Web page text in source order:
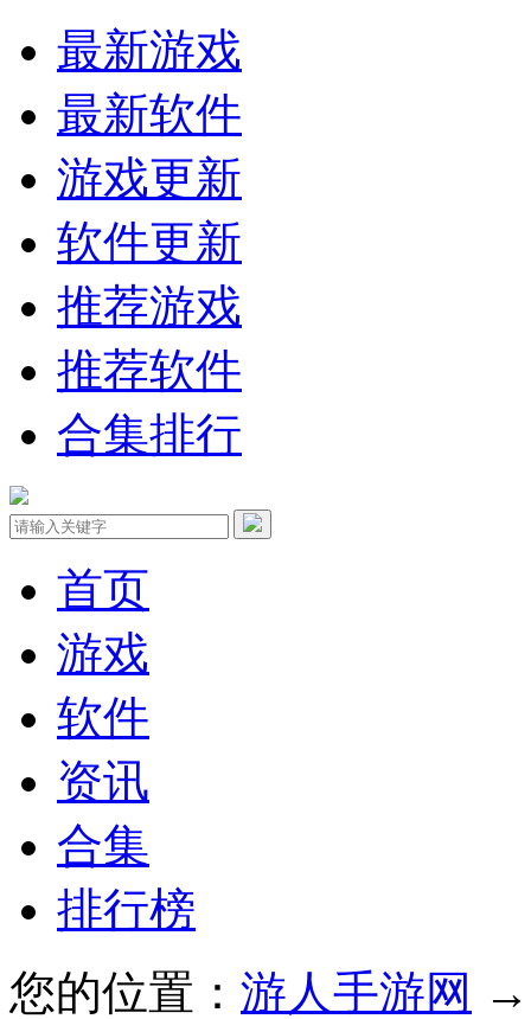
最新游戏
最新软件
游戏更新
软件更新
推荐游戏
推荐软件
合集排行
首页
游戏
软件
资讯
合集
排行榜
您的位置： 游人手游网